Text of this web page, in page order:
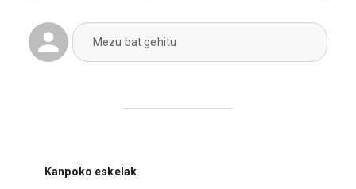
Mezu bat gehitu
Kanpoko eskelak